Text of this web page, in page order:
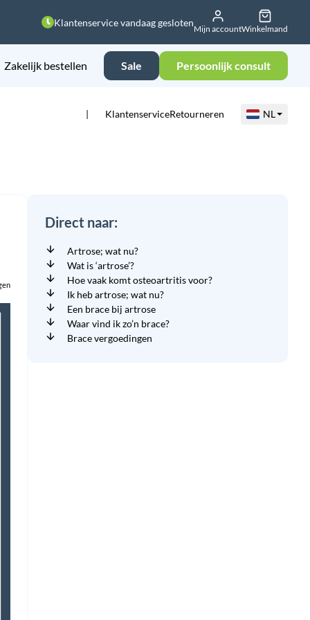
Klantenservice vandaag gesloten
Mijn accountWinkelmand
Zakelijk bestellen Sale Persoonlijk consult
KlantenserviceRetourneren NL
Direct naar:
Artrose; wat nu?
Wat is ‘artrose’?
Hoe vaak komt osteoartritis voor?
Ik heb artrose; wat nu?
Een brace bij artrose
Waar vind ik zo’n brace?
Brace vergoedingen